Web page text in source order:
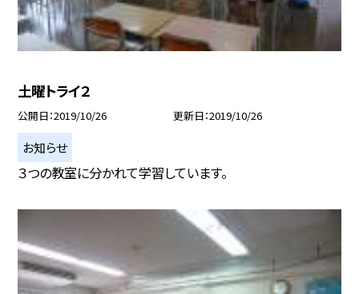
土曜トライ２
公開日 2019/10/26 更新日 2019/10/26
お知らせ
３つの教室に分かれて学習しています。